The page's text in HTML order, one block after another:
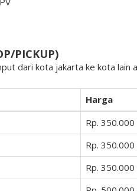
PICKUP)
dari kota jakarta ke kota lain
Harga
Rp. 350.000
Rp. 350.000
Rp. 350.000